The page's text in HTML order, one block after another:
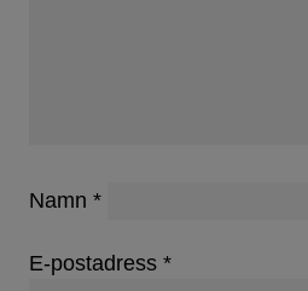
Namn *
E-postadress *